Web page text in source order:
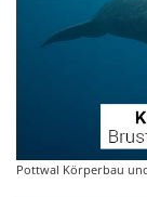
Pottwal Körperbau